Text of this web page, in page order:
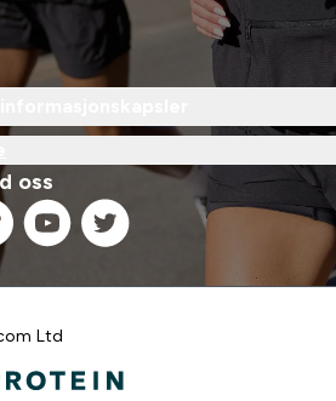
oss
Ltd